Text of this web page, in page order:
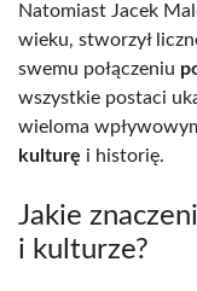
Natomiast Jacek
wieku, stworzył
swemu połączeniu
wszystkie postaci
wieloma
kulturę i historię.
Jakie
i kulturze?